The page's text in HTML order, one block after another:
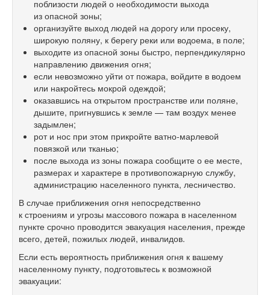
поблизости людей о необходимости выхода
из опасной зоны;
организуйте выход людей на дорогу или просеку,
широкую поляну, к берегу реки или водоема, в поле;
выходите из опасной зоны быстро, перпендикулярно
направлению движения огня;
если невозможно уйти от пожара, войдите в водоем
или накройтесь мокрой одеждой;
оказавшись на открытом пространстве или поляне,
дышите, пригнувшись к земле — там воздух менее
задымлен;
рот и нос при этом прикройте ватно-марлевой
повязкой или тканью;
после выхода из зоны пожара сообщите о ее месте,
размерах и характере в противопожарную службу,
администрацию населенного пункта, лесничество.
В случае приближения огня непосредственно
к строениям и угрозы массового пожара в населенном
пункте срочно проводится эвакуация населения, прежде
всего, детей, пожилых людей, инвалидов.
Если есть вероятность приближения огня к вашему
населенному пункту, подготовьтесь к возможной
эвакуации: